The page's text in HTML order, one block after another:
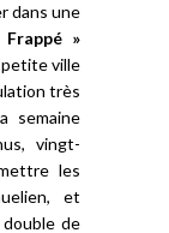
dans une
Frappé »
ville
très
semaine
vingt-
les
et
de